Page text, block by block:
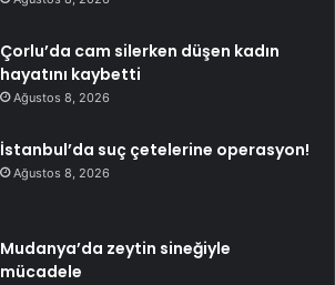
Çorlu’da cam silerken düşen kadın
hayatını kaybetti
Ağustos 8, 2026
İstanbul’da suç çetelerine operasyon!
Ağustos 8, 2026
Mudanya’da zeytin sineğiyle
mücadele